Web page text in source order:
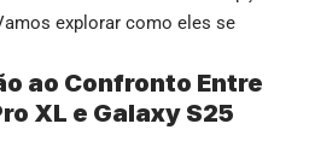
explorar como eles se
ao Confronto Entre
XL e Galaxy S25